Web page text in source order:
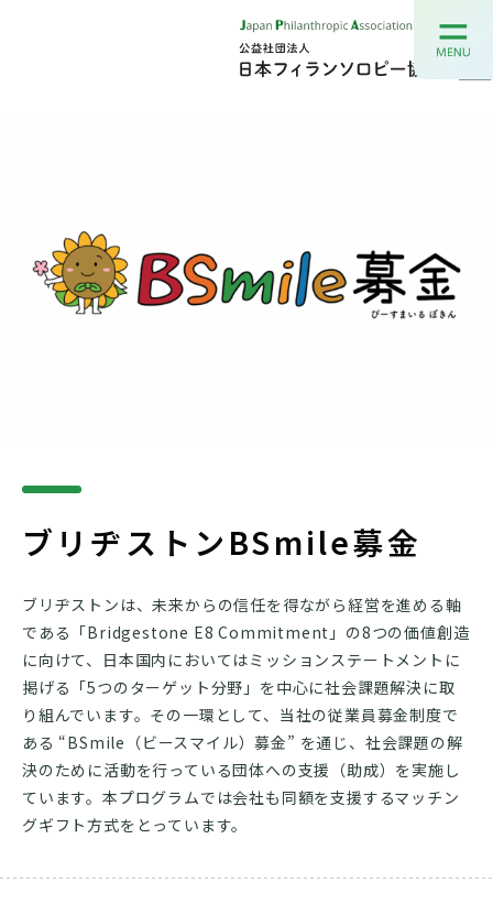
ブリヂストンBSmile募金
ブリヂストンは、未来からの信任を得ながら経営を進める軸
である「Bridgestone E8 Commitment」の8つの価値創造
に向けて、日本国内においてはミッションステートメントに
掲げる「5つのターゲット分野」を中心に社会課題解決に取
り組んでいます。その一環として、当社の従業員募金制度で
ある “BSmile（ビースマイル）募金” を通じ、社会課題の解
決のために活動を行っている団体への支援（助成）を実施し
ています。本プログラムでは会社も同額を支援するマッチン
グギフト方式をとっています。